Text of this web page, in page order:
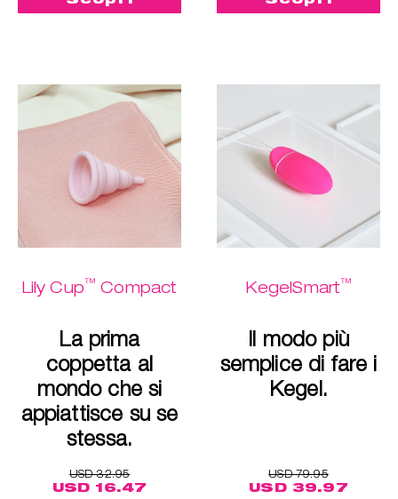
Lily Cup™ Compact
La prima
coppetta al
mondo che si
appiattisce su se
stessa.
USD 32.95
USD 16.47
KegelSmart™
Il modo più
semplice di fare i
Kegel.
USD 79.95
USD 39.97